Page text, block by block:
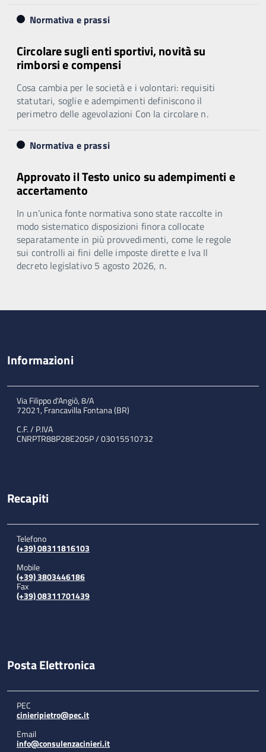
Normativa e prassi
Circolare sugli enti sportivi, novità su
rimborsi e compensi
Cosa cambia per le società e i volontari: requisiti
statutari, soglie e adempimenti definiscono il
perimetro delle agevolazioni Con la circolare n.
Normativa e prassi
Approvato il Testo unico su adempimenti e
accertamento
In un’unica fonte normativa sono state raccolte in
modo sistematico disposizioni finora collocate
separatamente in più provvedimenti, come le regole
sui controlli ai fini delle imposte dirette e Iva Il
decreto legislativo 5 agosto 2026, n.
Informazioni
Via Filippo d'Angiò, 8/A
72021, Francavilla Fontana (BR)
C.F. / P.IVA
CNRPTR88P28E205P / 03015510732
Recapiti
Telefono
(+39) 08311816103
Mobile
(+39) 3803446186
Fax
(+39) 08311701439
Posta Elettronica
PEC
cinieripietro@pec.it
Email
info@consulenzacinieri.it